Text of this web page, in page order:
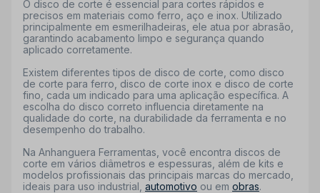
O disco de corte é essencial para cortes rápidos e
precisos em materiais como ferro, aço e inox. Utilizado
principalmente em esmerilhadeiras, ele atua por abrasão,
garantindo acabamento limpo e segurança quando
aplicado corretamente.
Existem diferentes tipos de disco de corte, como disco
de corte para ferro, disco de corte inox e disco de corte
fino, cada um indicado para uma aplicação específica. A
escolha do disco correto influencia diretamente na
qualidade do corte, na durabilidade da ferramenta e no
desempenho do trabalho.
Na Anhanguera Ferramentas, você encontra discos de
corte em vários diâmetros e espessuras, além de kits e
modelos profissionais das principais marcas do mercado,
ideais para uso industrial, automotivo ou em obras.